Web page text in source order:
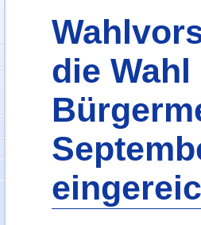
die Wahl